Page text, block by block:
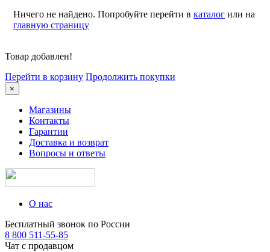
Ничего не найдено. Попробуйте перейти в каталог или на
главную страницу
Товар добавлен!
Перейти в корзину Продолжить покупки
×
Магазины
Контакты
Гарантии
Доставка и возврат
Вопросы и ответы
О нас
Бесплатный звонок по России
8 800 511-55-85
Чат с продавцом